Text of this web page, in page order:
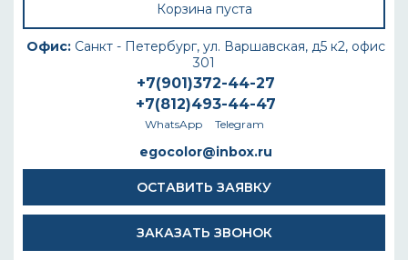
Корзина пуста
Офис: Санкт - Петербург, ул. Варшавская, д5 к2, офис
301
+7(901)372-44-27
+7(812)493-44-47
WhatsApp Telegram
egocolor@inbox.ru
ОСТАВИТЬ ЗАЯВКУ
ЗАКАЗАТЬ ЗВОНОК